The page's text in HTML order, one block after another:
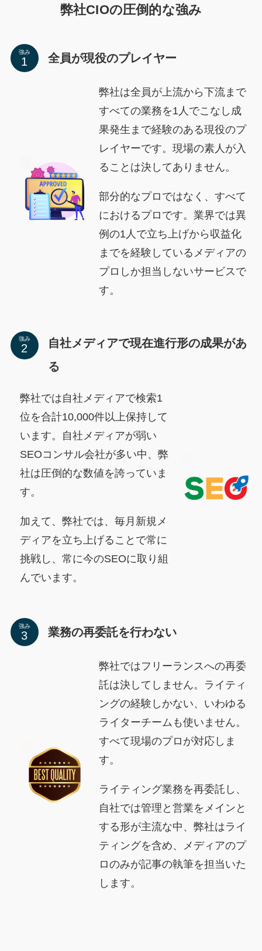
弊社CIOの圧倒的な強み
強み 全員が現役のプレイヤー
弊社は全員が上流から下流まで
すべての業務を1人でこなし成
果発生まで経験のある現役のプ
レイヤーです。現場の素人が入
ることは決してありません。
部分的なプロではなく、すべて
におけるプロです。業界では異
例の1人で立ち上げから収益化
までを経験しているメディアの
プロしか担当しないサービスで
す。
強み
自社メディアで現在進行形の成果があ
る
弊社では自社メディアで検索1
位を合計10,000件以上保持して
います。自社メディアが弱い
SEOコンサル会社が多い中、弊
社は圧倒的な数値を誇っていま
す。
加えて、弊社では、毎月新規メ
ディアを立ち上げることで常に
挑戦し、常に今のSEOに取り組
んでいます。
強み 業務の再委託を行わない
弊社ではフリーランスへの再委
託は決してしません。ライティ
ングの経験しかない、いわゆる
ライターチームも使いません。
すべて現場のプロが対応しま
す。
ライティング業務を再委託し、
自社では管理と営業をメインと
する形が主流な中、弊社はライ
ティングを含め、メディアのプ
ロのみが記事の執筆を担当いた
します。